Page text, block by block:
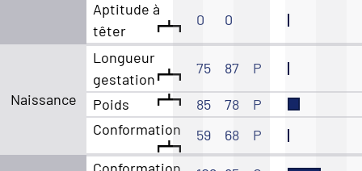
Aptitude à
têter
0 0
Naissance
Longueur
gestation
75 87 P
Poids 85 78
P
Conformation
59 68 P
Conformation